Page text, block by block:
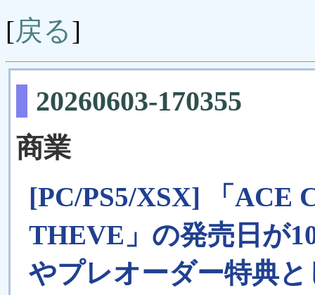
[戻る]
20260603-170355
商業
[PC/PS5/XSX] 「ACE
THEVE」の発売日が
やプレオーダー特典